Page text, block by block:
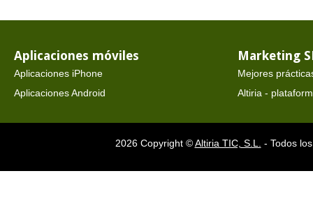
Aplicaciones móviles
Aplicaciones iPhone
Aplicaciones Android
Marketing
Mejores
Altiria -
2026 Copyright ©Altiria TIC, S.L. - Todos